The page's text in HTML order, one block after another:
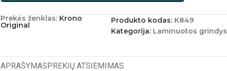
Prekės ženklas: Krono
Original
Produkto kodas: K849
Kategorija: Laminuotos grindys
APRAŠYMASPREKIŲ ATSIĖMIMAS